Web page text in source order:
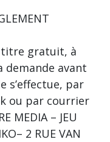
titre gratuit, à
avant
s’effectue, par
ou par courrier
MEDIA – JEU
2 RUE VAN